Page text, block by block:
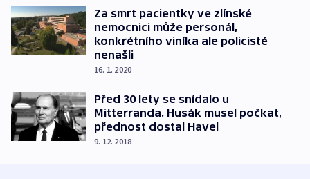
Za smrt pacientky ve zlínské
nemocnici může personál,
konkrétního viníka ale policisté
nenašli
16. 1. 2020
Před 30 lety se snídalo u
Mitterranda. Husák musel počkat,
přednost dostal Havel
9. 12. 2018